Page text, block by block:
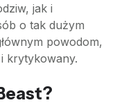
jak i
o tak dużym
powodom,
krytykowany.